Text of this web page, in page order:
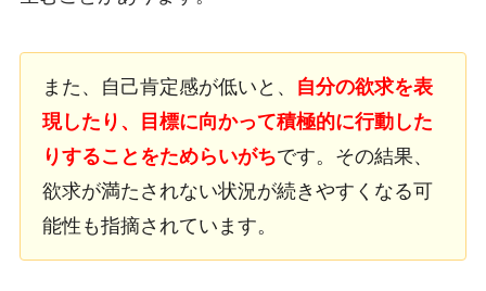
また、自己肯定感が低いと、
自分の欲求を表
現したり、目標に向かって積極的に行動した
りすることをためらいがちです。その結果、
欲求が満たされない状況が続きやすくなる可
能性も指摘されています。